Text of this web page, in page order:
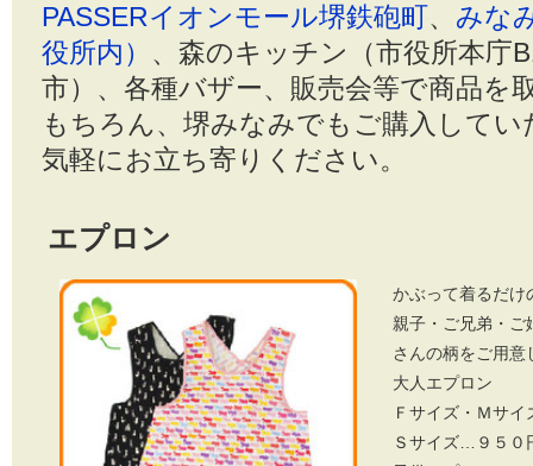
PASSERイオンモール堺鉄砲町、 みな
役所内） 、森のキッチン（市役所本庁
市）、各種バザー、販売会等で商品を
もちろん、堺みなみでもご購入して
気軽にお立ち寄りください。
エプロン
かぶって着るだけ
親子・ご兄弟・ご
さんの柄をご用意
大人エプロン
Ｆサイズ・Ｍサ
Ｓサイズ…９５０